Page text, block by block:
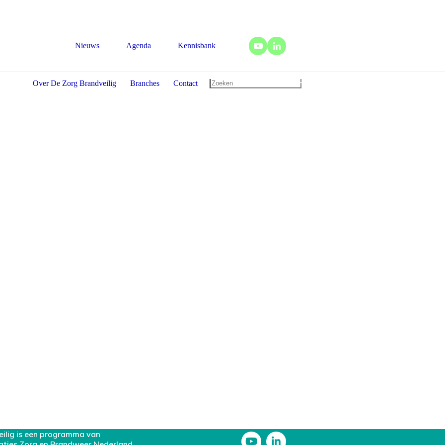
Nieuws
Agenda Kennisbank
Over De Zorg Brandveilig Branches Contact
is een programma van